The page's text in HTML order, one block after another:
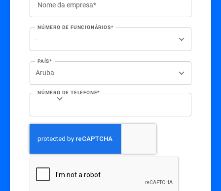
Nome da empresa*
NÚMERO DE FUNCIONÁRIOS*
PAÍS*
NÚMERO DE TELEFONE*